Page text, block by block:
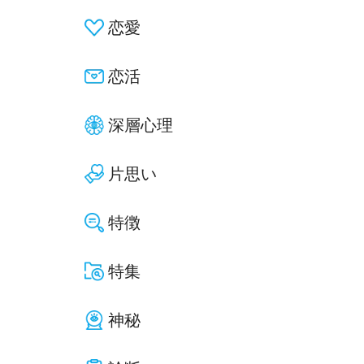
恋愛
恋活
深層心理
片思い
特徴
特集
神秘